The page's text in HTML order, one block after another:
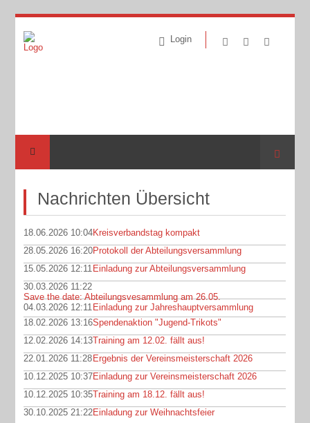
Login
Suche
Nachrichten Übersicht
18.06.2026 10:04Kreisverbandstag kompakt
28.05.2026 16:20Protokoll der Abteilungsversammlung
15.05.2026 12:11 Einladung zur Abteilungsversammlung
30.03.2026 11:22
Save the date: Abteilungsvesammlung am 26.05.
04.03.2026 12:11 Einladung zur Jahreshauptversammlung
18.02.2026 13:16Spendenaktion "Jugend-Trikots"
12.02.2026 14:13Training am 12.02. fällt aus!
22.01.2026 11:28Ergebnis der Vereinsmeisterschaft 2026
10.12.2025 10:37Einladung zur Vereinsmeisterschaft 2026
10.12.2025 10:35Training am 18.12. fällt aus!
30.10.2025 21:22Einladung zur Weihnachtsfeier